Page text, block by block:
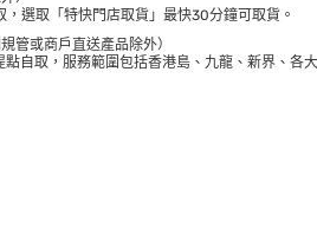
選取「特快門店取貨」最快30分鐘可取貨。
管或商戶直送產品除外）
自取，服務範圍包括香港島、九龍、新界、各